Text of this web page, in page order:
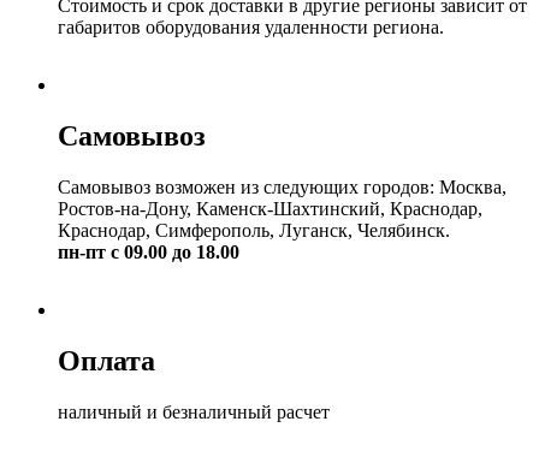
Стоимость и срок доставки в другие регионы зависит от
габаритов оборудования удаленности региона.
Самовывоз
Самовывоз возможен из следующих городов: Москва,
Ростов-на-Дону, Каменск-Шахтинский, Краснодар,
Краснодар, Симферополь, Луганск, Челябинск.
пн-пт с 09.00 до 18.00
Оплата
наличный и безналичный расчет